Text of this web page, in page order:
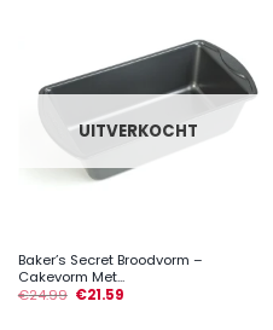
UITVERKOCHT
Baker’s Secret Broodvorm –
Cakevorm Met...
€24.99 €21.59